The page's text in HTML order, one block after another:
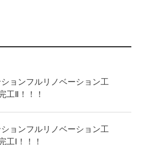
ョンフルリノベーション工
Ⅱ！！！
ョンフルリノベーション工
Ⅰ！！！